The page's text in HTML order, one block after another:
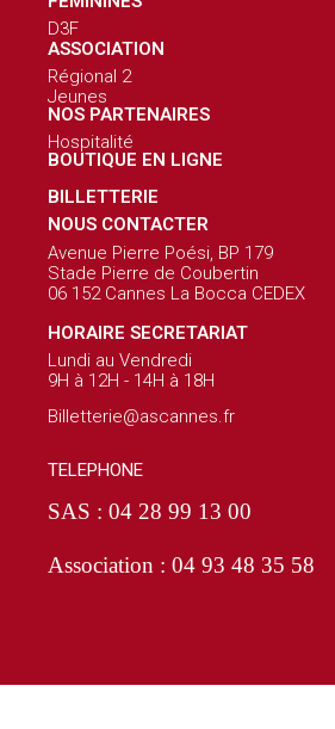
D3F
ASSOCIATION
Régional 2
Jeunes
NOS PARTENAIRES
Hospitalité
BOUTIQUE EN LIGNE
BILLETTERIE
NOUS CONTACTER
Avenue Pierre Poési, BP 179
Stade Pierre de Coubertin
06 152 Cannes La Bocca CEDEX
HORAIRE SECRETARIAT
Lundi au Vendredi
9H à 12H - 14H à 18H
Billetterie@ascannes.fr
TELEPHONE
SAS : 04 28 99 13 00
Association : 04 93 48 35 58